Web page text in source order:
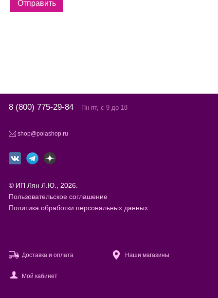
8 (800) 775-29-84 Пн-пт, с 9 до 18
shop@polashop.ru
© ИП Лян Л.Ю., 2026.
Пользовательское соглашение
Политика обработки персональных данных
Доставка и оплата Наши магазины
Мой кабинет